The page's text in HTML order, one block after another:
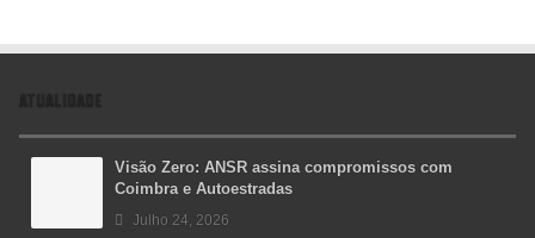
ATUALIDADE
Visão Zero: ANSR assina compromissos com
Coimbra e Autoestradas
Julho 24, 2026